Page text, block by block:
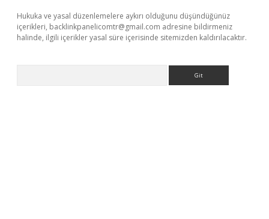
Hukuka ve yasal düzenlemelere aykırı olduğunu düşündüğünüz
içerikleri, backlinkpanelicomtr@gmail.com adresine bildirmeniz
halinde, ilgili içerikler yasal süre içerisinde sitemizden kaldırılacaktır.